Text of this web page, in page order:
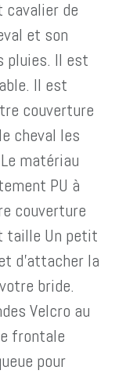
cavalier de
et son
pluies. Il est
Il est
couverture
cheval les
matériau
PU à
couverture
taille Un petit
d'attacher la
bride.
Velcro au
frontale
pour